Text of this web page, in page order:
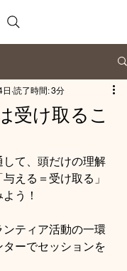
受け取るこ
日 読了時間: 3分
して、頭だけの理解
える＝受け取る」
う！
ティア活動の一環
ーでセッションを